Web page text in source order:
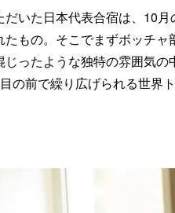
いた日本代表合宿は、10
もの。そこでまずボッチ
ったような独特の雰囲気の
の前で繰り広げられる世界